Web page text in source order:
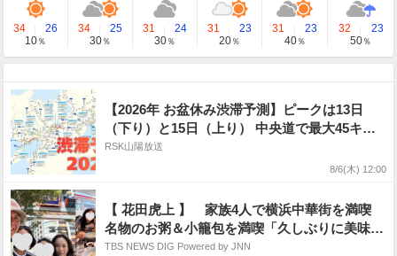
34
26
10％
34
25
30％
31
24
30％
31
23
20％
31
23
40％
32
23
50％
【2026年 お盆休み渋滞予測】ピークは13日
（下り）と15日（上り） 中央道で最大45キロ
の激しい渋滞も（日付別・主要渋滞ポイント）
RSK山陽放送
8/6(木) 12:00
【 花田虎上 】 家族4人で横浜中華街を満喫
名物のお粥＆小籠包を満喫「久しぶりに美味し
いお粥を食べました」
TBS NEWS DIG Powered by JNN